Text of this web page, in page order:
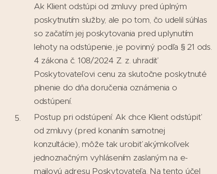
Ak Klient odstúpi od zmluvy pred úplným
poskytnutím služby, ale po tom, čo udelil súhlas
so začatím jej poskytovania pred uplynutím
lehoty na odstúpenie, je povinný podľa § 21 ods.
4 zákona č. 108/2024 Z. z. uhradiť
Poskytovateľovi cenu za skutočne poskytnuté
plnenie do dňa doručenia oznámenia o
odstúpení.
Postup pri odstúpení: Ak chce Klient odstúpiť
od zmluvy (pred konaním samotnej
konzultácie), môže tak urobiť akýmkoľvek
jednoznačným vyhlásením zaslaným na e-
mailovú adresu Poskytovateľa. Na tento účel